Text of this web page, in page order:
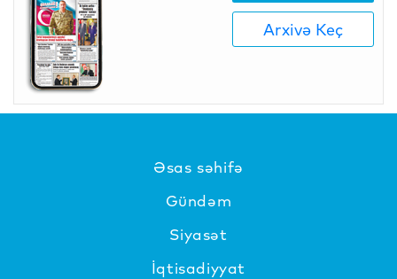
Arxivə Keç
Əsas səhifə
Gündəm
Siyasət
İqtisadiyyat